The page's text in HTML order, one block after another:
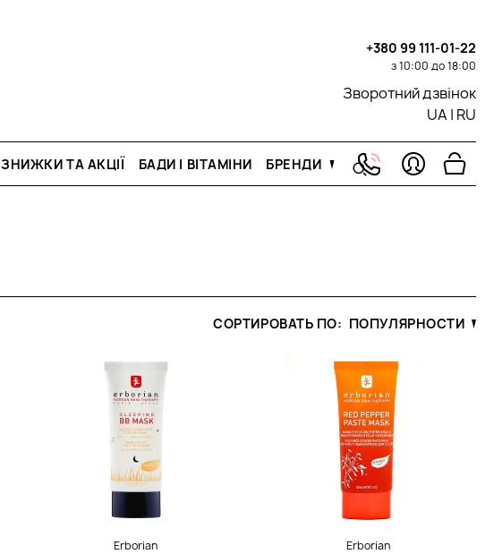
+380 99 111-01-22
з 10:00 до 18:00
Зворотний дзвінок
UA | RU
ЗНИЖКИ ТА АКЦІЇ БАДИ І ВІТАМІНИ БРЕНДИ
СОРТИРОВАТЬ ПО: ПОПУЛЯРНОСТИ
Erborian Erborian